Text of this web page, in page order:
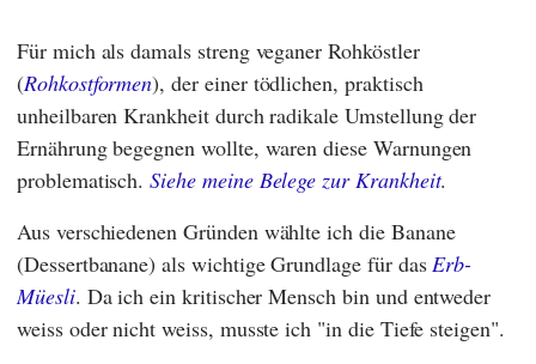
Für mich als damals streng veganer Rohköstler
(Rohkostformen), der einer tödlichen, praktisch
unheilbaren Krankheit durch radikale Umstellung der
Ernährung begegnen wollte, waren diese Warnungen
problematisch.Siehe meine Belege zur Krankheit.
Aus verschiedenen Gründen wählte ich die Banane
(Dessertbanane) als wichtige Grundlage für dasErb-
Müesli. Da ich ein kritischer Mensch bin und entweder
weiss oder nicht weiss, musste ich "in die Tiefe steigen".